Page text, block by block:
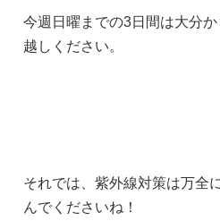
今週日曜までの3日間は大分
越しください。
それでは、紫外線対策は万全
んでくださいね！